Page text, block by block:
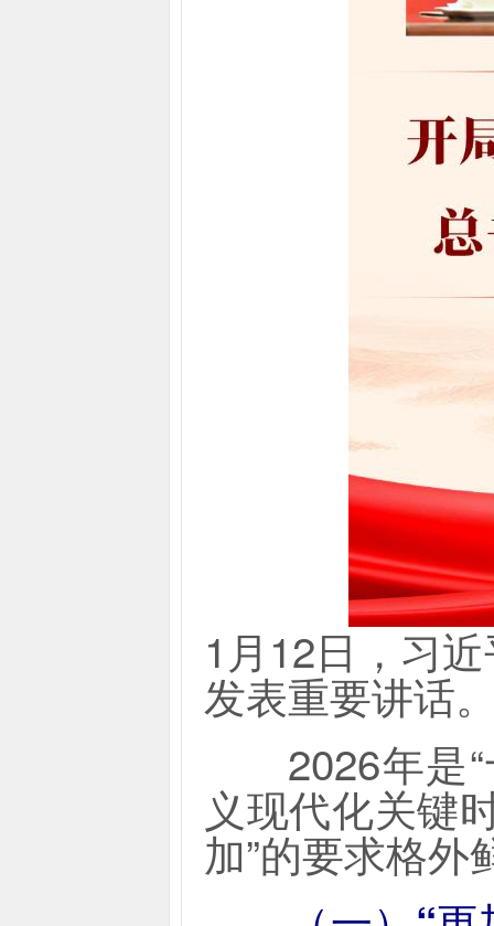
1月12日，习
发表重要讲话
2026年是“
义现代化关键
加”的要求格外